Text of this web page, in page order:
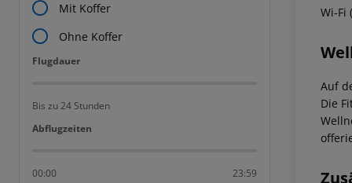
Mit Koffer
Ohne Koffer
Flugdauer
Flugdauer
Bis zu 24 Stunden
Abflugzeiten
Abflugzeiten
00:00 23:59
Wi-Fi
Auf
Die